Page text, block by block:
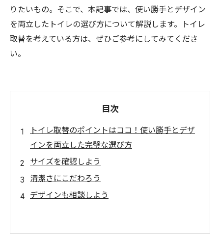
りたいもの。そこで、本記事では、使い勝手とデザイン
を両立したトイレの選び方について解説します。トイレ
取替を考えている方は、ぜひご参考にしてみてくださ
い。
目次
トイレ取替のポイントはココ！使い勝手とデザ
インを両立した完璧な選び方
サイズを確認しよう
清潔さにこだわろう
デザインも相談しよう